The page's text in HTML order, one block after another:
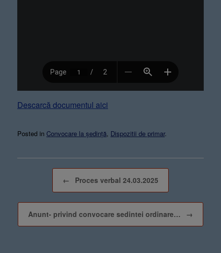
Descarcă documentul aici
Posted in Convocare la ședință, Dispozitii de primar.
← Proces verbal 24.03.2025
Anunt- privind convocare sedintei ordinare… →